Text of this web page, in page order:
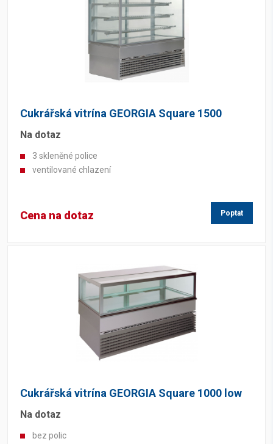
Cukrářská vitrína GEORGIA Square 1500
Na dotaz
3 skleněné police
ventilované chlazení
Cena na dotaz Poptat
Cukrářská vitrína GEORGIA Square 1000 low
Na dotaz
bez polic